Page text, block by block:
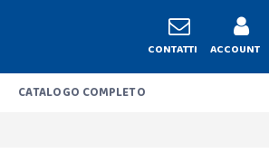
CONTATTI ACCOUNT
CATALOGO COMPLETO